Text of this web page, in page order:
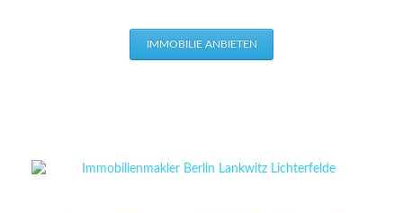
IMMOBILIE ANBIETEN